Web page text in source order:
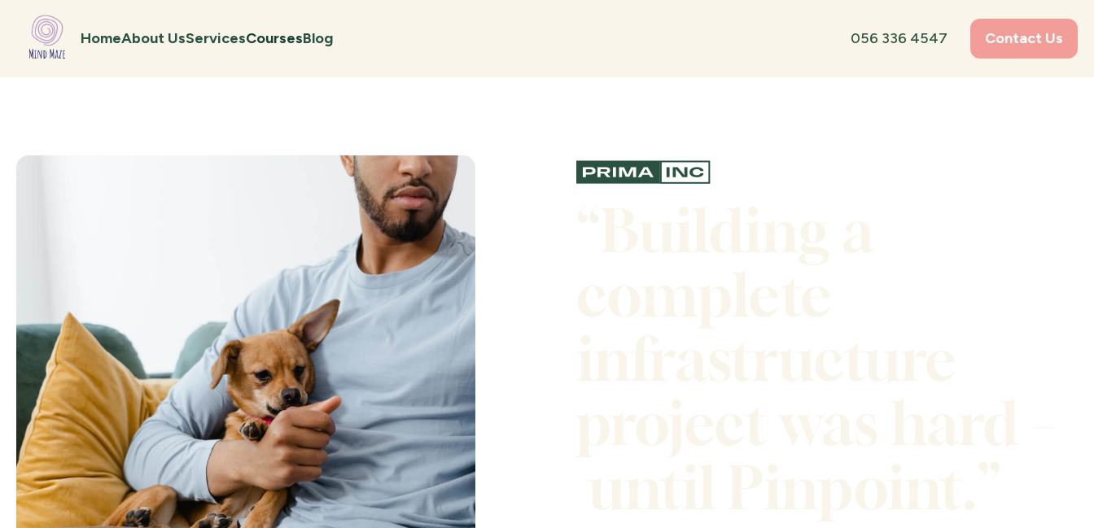
HomeAbout UsServicesCoursesBlog 056 336 4547 Contact Us